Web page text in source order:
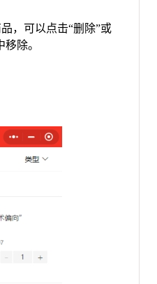
，可以点击“删除”或
除。